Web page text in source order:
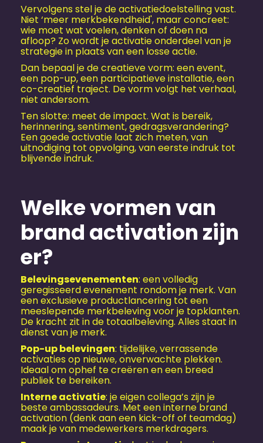
Vervolgens stel je de activatiedoelstelling vast.
Niet ‘meer merkbekendheid', maar concreet:
wie moet wat voelen, denken of doen na
afloop? Zo wordt je activatie onderdeel van je
strategie in plaats van een losse actie.
Dan bepaal je de creatieve vorm: een event,
een pop-up, een participatieve installatie, een
co-creatief traject. De vorm volgt het verhaal,
niet andersom.
Ten slotte: meet de impact. Wat is bereik,
herinnering, sentiment, gedragsverandering?
Een goede activatie laat zich meten, van
uitnodiging tot opvolging, van eerste indruk tot
blijvende indruk.
Welke vormen van
brand activation zijn
er?
Belevingsevenementen: een volledig
geregisseerd evenement rondom je merk. Van
een exclusieve productlancering tot een
meeslepende merkbeleving voor je topklanten.
De kracht zit in de totaalbeleving. Alles staat in
dienst van je merk.
Pop-up belevingen: tijdelijke, verrassende
activaties op nieuwe, onverwachte plekken.
Ideaal om ophef te creëren en een breed
publiek te bereiken.
Interne activatie: je eigen collega’s zijn je
beste ambassadeurs. Met een interne brand
activation (denk aan een kick-off of teamdag)
maak je van medewerkers merkdragers.